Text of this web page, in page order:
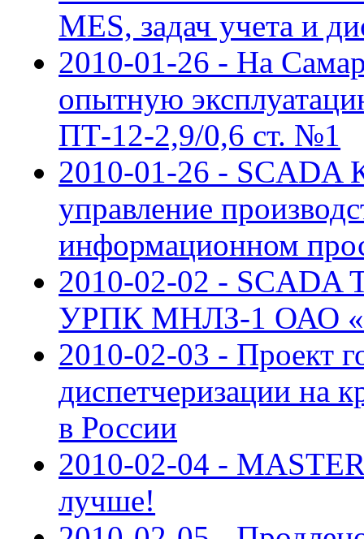
MES, задач учета и
2010-01-26 - На
опытную
ПТ-12-2,9/0,6 ст. №1
2010-01-26 -
управление
информационном
2010-02-02 -
УРПК МНЛЗ-1 ОАО
2010-02-03 - Проект
диспетчеризации на
в России
2010-02-04 -
лучше!